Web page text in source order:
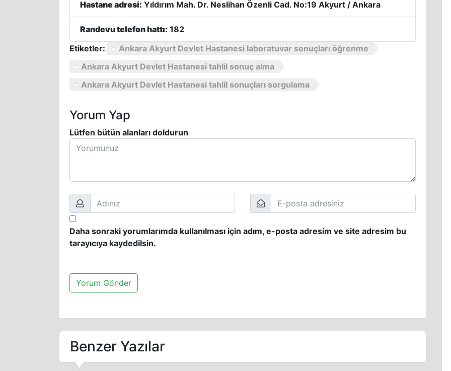
Hastane adresi: Yıldırım Mah. Dr. Neslihan Özenli Cad. No:19 Akyurt / Ankara
Randevu telefon hattı: 182
Etiketler:
Ankara Akyurt Devlet Hastanesi laboratuvar sonuçları öğrenme
Ankara Akyurt Devlet Hastanesi tahlil sonuç alma
Ankara Akyurt Devlet Hastanesi tahlil sonuçları sorgulama
Yorum Yap
Lütfen bütün alanları doldurun
Daha sonraki yorumlarımda kullanılması için adım, e-posta adresim ve site adresim bu
tarayıcıya kaydedilsin.
Benzer Yazılar